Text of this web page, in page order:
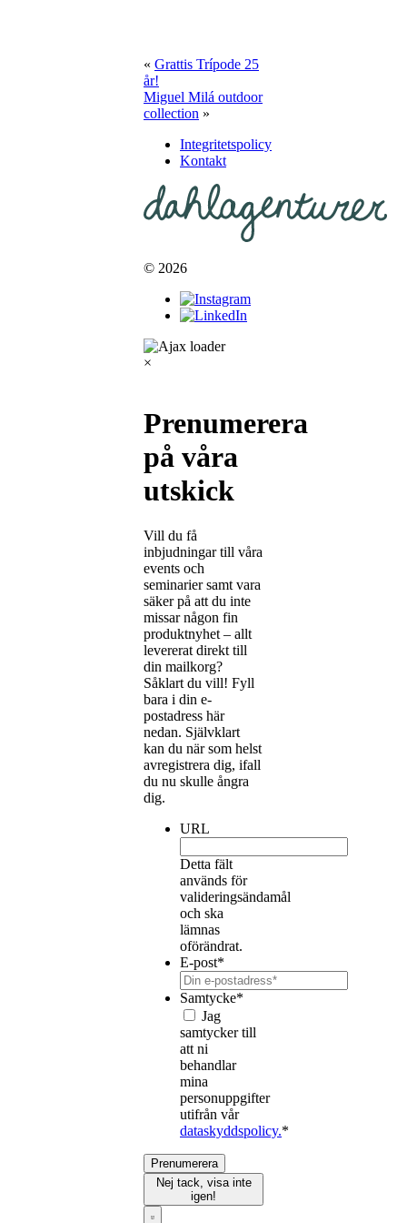
« Grattis Trípode 25
år!
Miguel Milá outdoor
collection »
Integritetspolicy
Kontakt
© 2026
×
Prenumerera
på våra
utskick
Vill du få
inbjudningar till våra
events och
seminarier samt vara
säker på att du inte
missar någon fin
produktnyhet – allt
levererat direkt till
din mailkorg?
Såklart du vill! Fyll
bara i din e-
postadress här
nedan. Självklart
kan du när som helst
avregistrera dig, ifall
du nu skulle ångra
dig.
URL
Detta fält
används för
valideringsändamål
och ska
lämnas
oförändrat.
E-post*
Samtycke*
Jag
samtycker till
att ni
behandlar
mina
personuppgifter
utifrån vår
dataskyddspolicy.*
Prenumerera
Nej tack, visa inte
igen!